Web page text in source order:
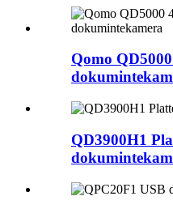
Qomo
QD3900H1